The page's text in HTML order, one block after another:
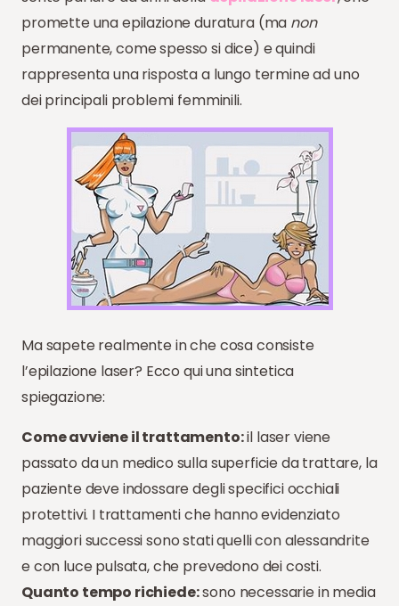
promette una epilazione duratura (ma non
permanente, come spesso si dice) e quindi
rappresenta una risposta a lungo termine ad uno
dei principali problemi femminili.
Ma sapete realmente in che cosa consiste
l’epilazione laser? Ecco qui una sintetica
spiegazione:
Come avviene il trattamento:il laser viene
passato da un medico sulla superficie da trattare, la
paziente deve indossare degli specifici occhiali
protettivi. I trattamenti che hanno evidenziato
maggiori successi sono stati quelli con alessandrite
e con luce pulsata, che prevedono dei costi.
Quanto tempo richiede:sono necessarie in media